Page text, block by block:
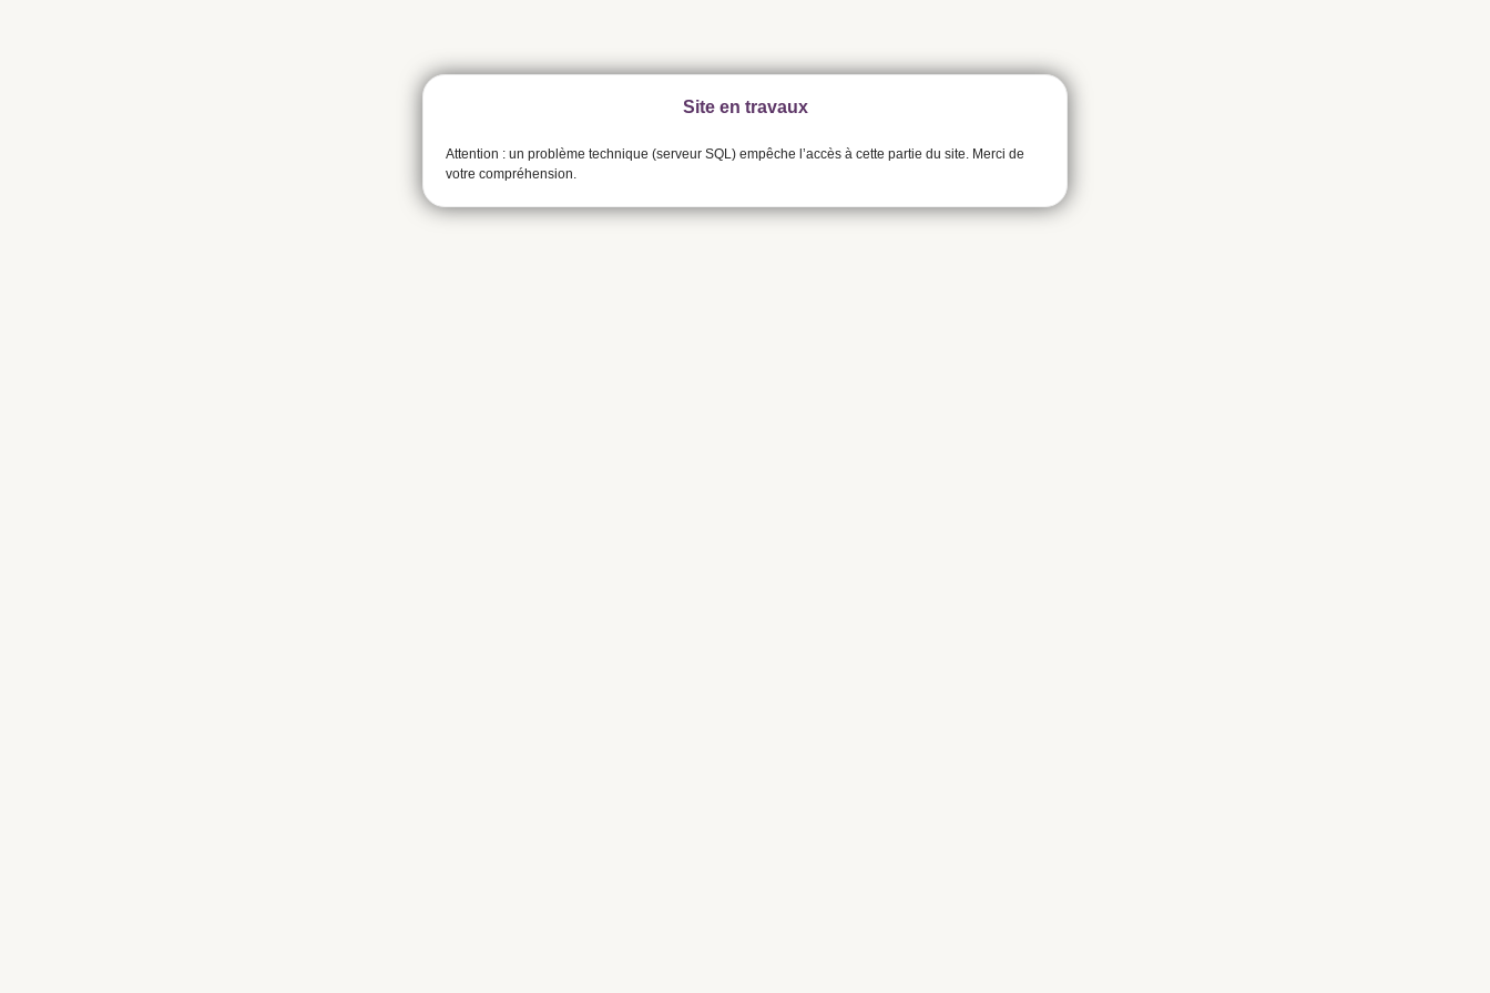
Site en travaux
Attention : un problème technique (serveur SQL) empêche l’accès à cette partie du site. Merci de
votre compréhension.